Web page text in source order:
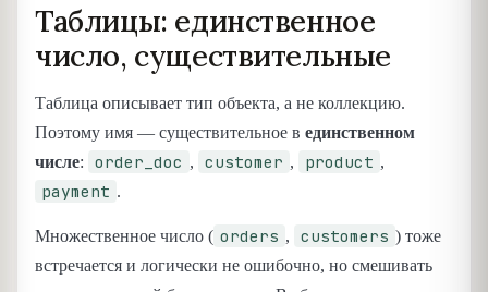
Таблицы: единственное
число, существительные
Таблица описывает тип объекта, а не коллекцию.
Поэтому имя — существительное в единственном
числе: order_doc , customer , product ,
payment .
Множественное число ( orders , customers ) тоже
встречается и логически не ошибочно, но смешивать